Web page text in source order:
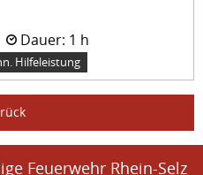
Dauer: 1 h
Hilfeleistung
Feuerwehr Rhein-Selz